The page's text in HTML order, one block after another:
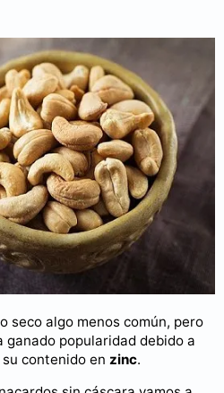
seco algo menos común, pero
ganado popularidad debido a
contenido en zinc.